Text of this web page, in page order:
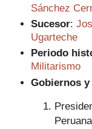
Sánchez
Sucesor:
Ugarteche
Periodo
Militarismo
Gobiernos y
Peruana